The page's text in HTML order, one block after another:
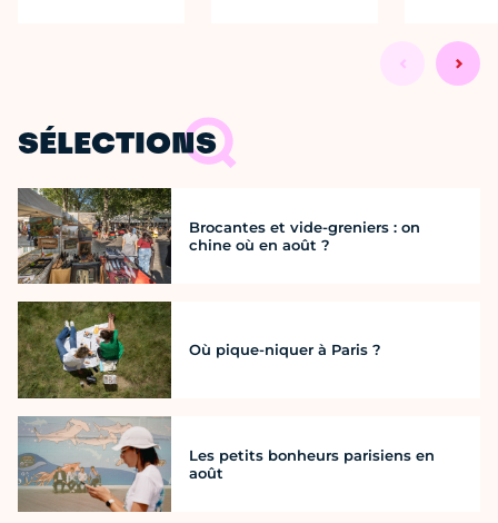
SÉLECTIONS
Brocantes et vide-greniers : on
chine où en août ?
Où pique-niquer à Paris ?
Les petits bonheurs parisiens en
août